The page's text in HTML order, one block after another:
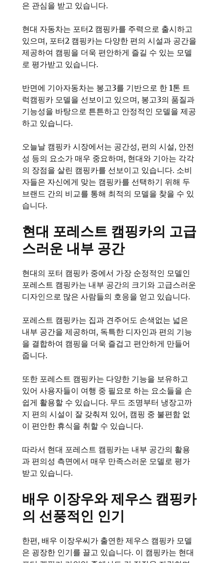
은 관심을 받고 있습니다.
현대 자동차는 포터2 캠핑카를 주력으로 출시하고
있으며, 포터2 캠핑카는 다양한 편의 시설과 공간을
제공하여 캠핑을 더욱 편안하게 즐길 수 있는 모델
로 평가받고 있습니다.
반면에 기아자동차는 봉고3를 기반으로 한 1톤 트
럭캠핑카 모델을 선보이고 있으며, 봉고3의 품질과
기능성을 바탕으로 튼튼하고 안정적인 모델을 제공
하고 있습니다.
오늘날 캠핑카 시장에서는 공간성, 편의 시설, 안전
성 등의 요소가 매우 중요하며, 현대와 기아는 각각
의 장점을 살린 캠핑카를 선보이고 있습니다. 소비
자들은 자신에게 맞는 캠핑카를 선택하기 위해 두
브랜드 간의 비교를 통해 최적의 모델을 찾을 수 있
습니다.
현대 포레스트 캠핑카의 고급
스러운 내부 공간
현대의 포터 캠핑카 중에서 가장 순정적인 모델인
포레스트 캠핑카는 내부 공간의 크기와 고급스러운
디자인으로 많은 사람들의 호응을 얻고 있습니다.
포레스트 캠핑카는 집과 견주어도 손색없는 넓은
내부 공간을 제공하며, 독특한 디자인과 편의 기능
을 결합하여 캠핑을 더욱 즐겁고 편안하게 만들어
줍니다.
또한 포레스트 캠핑카는 다양한 기능을 보유하고
있어 사용자들이 여행 중 필요로 하는 요소들을 손
쉽게 활용할 수 있습니다. 무드 조명부터 냉장고까
지 편의 시설이 잘 갖춰져 있어, 캠핑 중 불편함 없
이 편안한 휴식을 취할 수 있습니다.
따라서 현대 포레스트 캠핑카는 내부 공간의 활용
과 편의성 측면에서 매우 만족스러운 모델로 평가
받고 있습니다.
배우 이장우와 제우스 캠핑카
의 선풍적인 인기
한편, 배우 이장우씨가 출연한 제우스 캠핑카 모델
은 굉장한 인기를 끌고 있습니다. 이 캠핑카는 현대